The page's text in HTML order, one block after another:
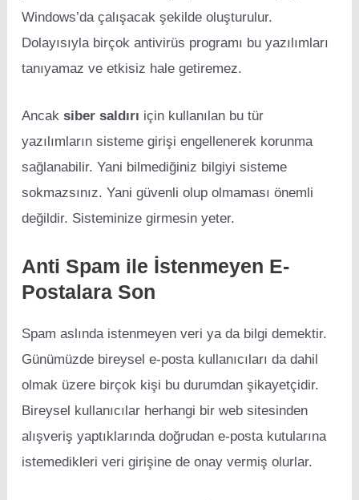
Windows’da çalışacak şekilde oluşturulur.
Dolayısıyla birçok antivirüs programı bu yazılımları
tanıyamaz ve etkisiz hale getiremez.
Ancak siber saldırı için kullanılan bu tür
yazılımların sisteme girişi engellenerek korunma
sağlanabilir. Yani bilmediğiniz bilgiyi sisteme
sokmazsınız. Yani güvenli olup olmaması önemli
değildir. Sisteminize girmesin yeter.
Anti Spam ile İstenmeyen E-
Postalara Son
Spam aslında istenmeyen veri ya da bilgi demektir.
Günümüzde bireysel e-posta kullanıcıları da dahil
olmak üzere birçok kişi bu durumdan şikayetçidir.
Bireysel kullanıcılar herhangi bir web sitesinden
alışveriş yaptıklarında doğrudan e-posta kutularına
istemedikleri veri girişine de onay vermiş olurlar.